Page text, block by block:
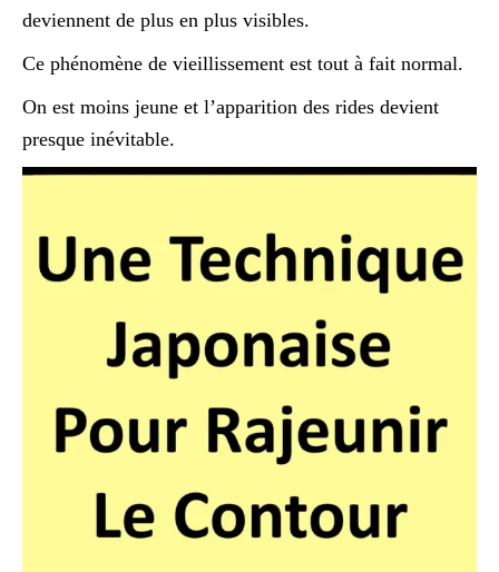
deviennent de plus en plus visibles.
Ce phénomène de vieillissement est tout à fait normal.
On est moins jeune et l’apparition des rides devient
presque inévitable.